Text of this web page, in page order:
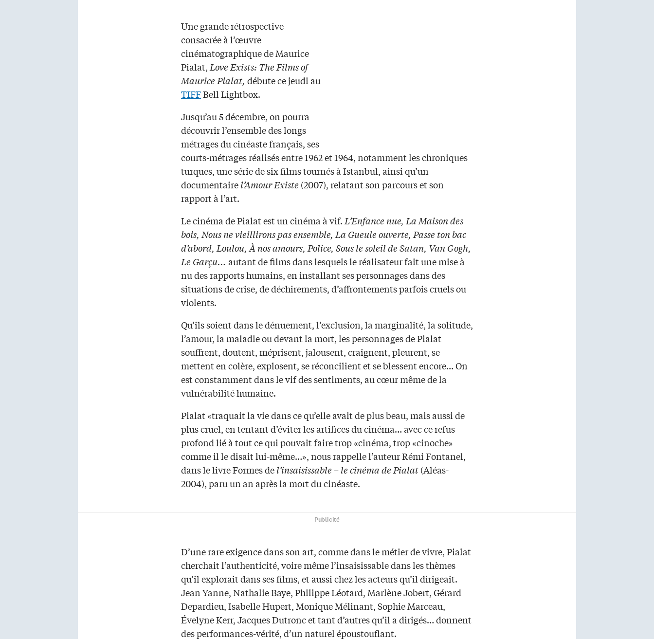
Une grande rétrospective
consacrée à l’œuvre
cinématographique de Maurice
Pialat, Love Exists: The Films of
Maurice Pialat, débute ce jeudi au
TIFFBell Lightbox.
Jusqu’au 5 décembre, on pourra
découvrir l’ensemble des longs
métrages du cinéaste français, ses
courts-métrages réalisés entre 1962 et 1964, notamment les chroniques
turques, une série de six films tournés à Istanbul, ainsi qu’un
documentairel’Amour Existe (2007), relatant son parcours et son
rapport à l’art.
Le cinéma de Pialat est un cinéma à vif. L’Enfance nue, La Maison des
bois, Nous ne vieillirons pas ensemble, La Gueule ouverte, Passe ton bac
d’abord, Loulou, À nos amours, Police, Sous le soleil de Satan, Van Gogh,
Le Garçu… autant de films dans lesquels le réalisateur fait une mise à
nu des rapports humains, en installant ses personnages dans des
situations de crise, de déchirements, d’affrontements parfois cruels ou
violents.
Qu’ils soient dans le dénuement, l’exclusion, la marginalité, la solitude,
l’amour, la maladie ou devant la mort, les personnages de Pialat
souffrent, doutent, méprisent, jalousent, craignent, pleurent, se
mettent en colère, explosent, se réconcilient et se blessent encore… On
est constamment dans le vif des sentiments, au cœur même de la
vulnérabilité humaine.
Pialat «traquait la vie dans ce qu’elle avait de plus beau, mais aussi de
plus cruel, en tentant d’éviter les artifices du cinéma… avec ce refus
profond lié à tout ce qui pouvait faire trop «cinéma, trop «cinoche»
comme il le disait lui-même…», nous rappelle l’auteur Rémi Fontanel,
dans le livre Formes del’insaisissable – le cinéma de Pialat(Aléas-
2004), paru un an après la mort du cinéaste.
Publicité
D’une rare exigence dans son art, comme dans le métier de vivre, Pialat
cherchait l’authenticité, voire même l’insaisissable dans les thèmes
qu’il explorait dans ses films, et aussi chez les acteurs qu’il dirigeait.
Jean Yanne, Nathalie Baye, Philippe Léotard, Marlène Jobert, Gérard
Depardieu, Isabelle Hupert, Monique Mélinant, Sophie Marceau,
Évelyne Kerr, Jacques Dutronc et tant d’autres qu’il a dirigés… donnent
des performances-vérité, d’un naturel époustouflant.